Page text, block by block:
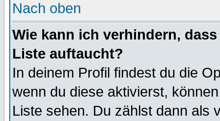
Nach oben
Wie kann ich verhindern,
Liste auftaucht?
In deinem Profil findest du die
wenn du diese aktivierst,
Liste sehen. Du zählst dann als